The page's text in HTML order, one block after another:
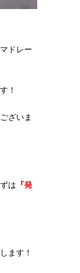
ドレー
！
ざいま
は 『発
ます！